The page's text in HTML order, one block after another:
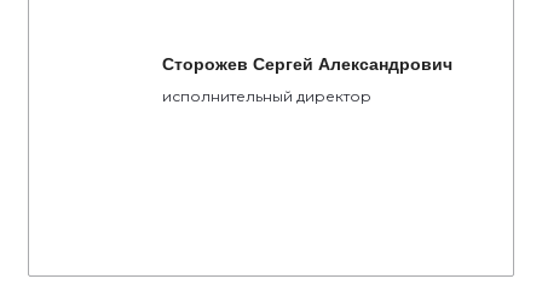
Сторожев Сергей Александрович
исполнительный директор